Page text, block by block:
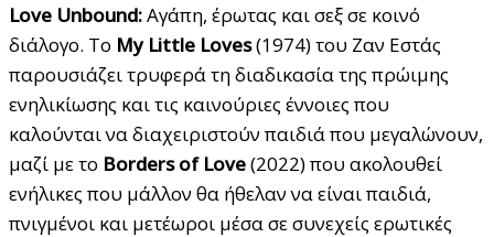
Love Unbound:Αγάπη, έρωτας και σεξ σε κοινό
διάλογο. Το My Little Loves(1974) του Ζαν Εστάς
παρουσιάζει τρυφερά τη διαδικασία της πρώιμης
ενηλικίωσης και τις καινούριες έννοιες που
καλούνται να διαχειριστούν παιδιά που μεγαλώνουν,
μαζί με το Borders of Love(2022) που ακολουθεί
ενήλικες που μάλλον θα ήθελαν να είναι παιδιά,
πνιγμένοι και μετέωροι μέσα σε συνεχείς ερωτικές